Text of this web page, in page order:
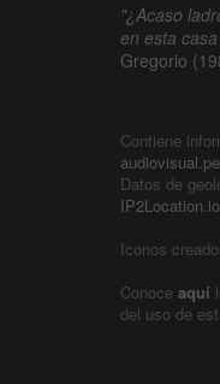
"¿Acaso
en esta
Gregorio
Contiene
audiovisual.pe
Datos de
IP2Location.io
Iconos
Conoce aquí
del uso de